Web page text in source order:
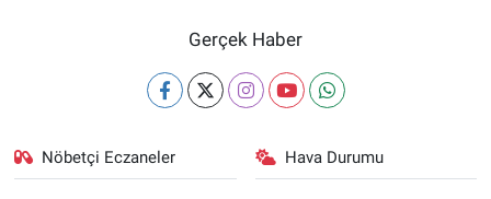
Gerçek Haber
Nöbetçi Eczaneler Hava Durumu